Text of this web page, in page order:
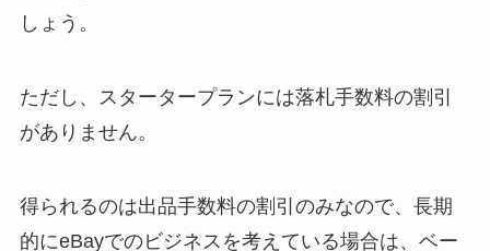
しょう。
ただし、スタータープランには落札手数料の割引
がありません。
得られるのは出品手数料の割引のみなので、長期
的にeBayでのビジネスを考えている場合は、ベー